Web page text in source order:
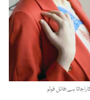
ہے؛فائل فوٹو